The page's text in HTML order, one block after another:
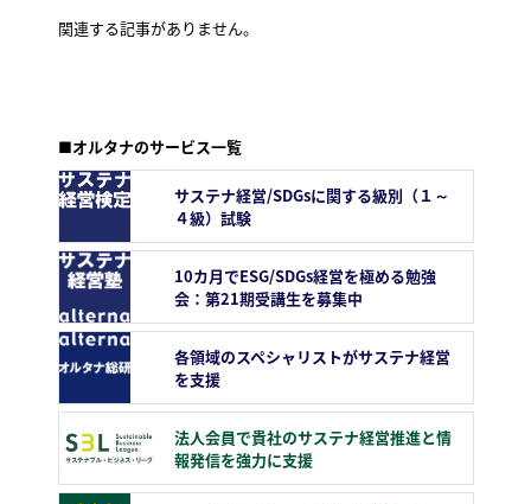
関連する記事がありません。
■オルタナのサービス一覧
サステナ経営/SDGsに関する級別（１～
４級）試験
10カ月でESG/SDGs経営を極める勉強
会：第21期受講生を募集中
各領域のスペシャリストがサステナ経営
を支援
法人会員で貴社のサステナ経営推進と情
報発信を強力に支援